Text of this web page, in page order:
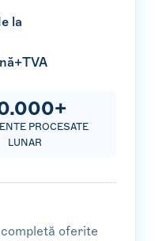
la
PROCESATE
LUNAR
oferite